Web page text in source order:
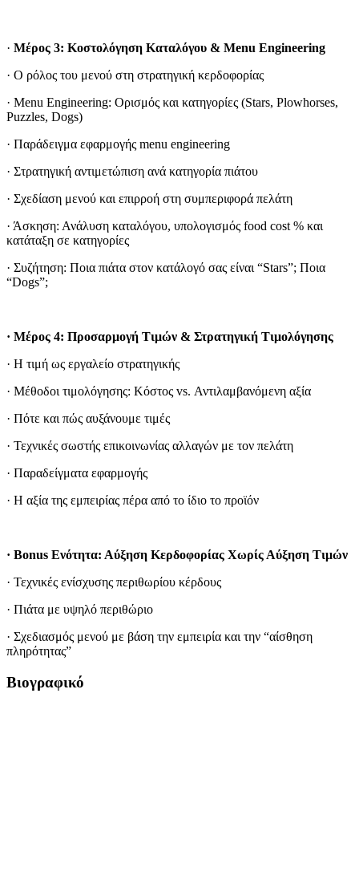
· Μέρος 3: Κοστολόγηση Καταλόγου & Menu Engineering
· Ο ρόλος του μενού στη στρατηγική κερδοφορίας
· Menu Engineering: Ορισμός και κατηγορίες (Stars, Plowhorses,
Puzzles, Dogs)
· Παράδειγμα εφαρμογής menu engineering
· Στρατηγική αντιμετώπιση ανά κατηγορία πιάτου
· Σχεδίαση μενού και επιρροή στη συμπεριφορά πελάτη
· Άσκηση: Ανάλυση καταλόγου, υπολογισμός food cost % και
κατάταξη σε κατηγορίες
· Συζήτηση: Ποια πιάτα στον κατάλογό σας είναι “Stars”; Ποια
“Dogs”;
· Μέρος 4: Προσαρμογή Τιμών & Στρατηγική Τιμολόγησης
· Η τιμή ως εργαλείο στρατηγικής
· Μέθοδοι τιμολόγησης: Κόστος vs. Αντιλαμβανόμενη αξία
· Πότε και πώς αυξάνουμε τιμές
· Τεχνικές σωστής επικοινωνίας αλλαγών με τον πελάτη
· Παραδείγματα εφαρμογής
· Η αξία της εμπειρίας πέρα από το ίδιο το προϊόν
· Bonus Ενότητα: Αύξηση Κερδοφορίας Χωρίς Αύξηση Τιμών
· Τεχνικές ενίσχυσης περιθωρίου κέρδους
· Πιάτα με υψηλό περιθώριο
· Σχεδιασμός μενού με βάση την εμπειρία και την “αίσθηση
πληρότητας”
Βιογραφικό